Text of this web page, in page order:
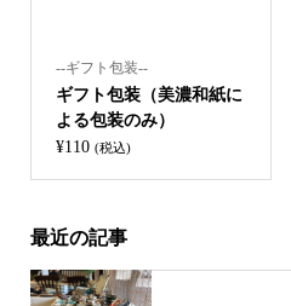
--ギフト包装--
ギフト包装（美濃和紙に
よる包装のみ）
¥110 (税込)
最近の記事